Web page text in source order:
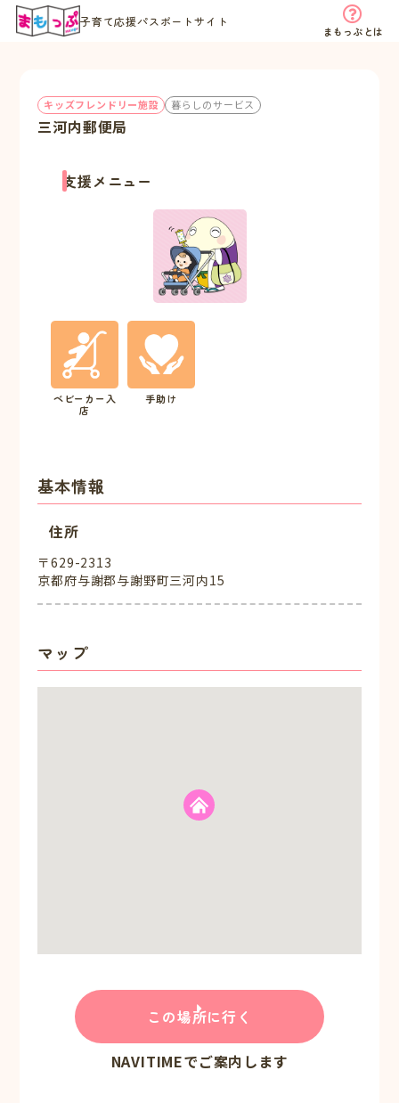
子育て応援パスポートサイト
まもっぷとは
キッズフレンドリー施設 暮らしのサービス
三河内郵便局
支援メニュー
ベビーカー入
店
手助け
基本情報
住所
〒629-2313
京都府与謝郡与謝野町三河内15
マップ
この場所に行く
NAVITIMEでご案内します